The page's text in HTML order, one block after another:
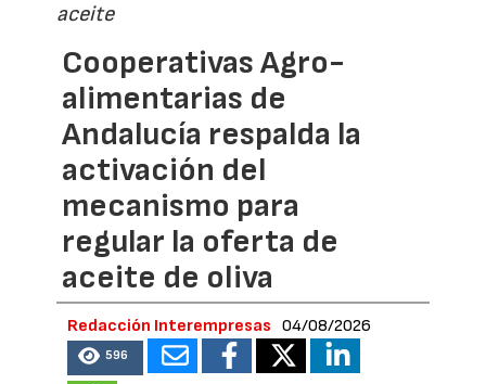
aceite
Cooperativas Agro-
alimentarias de
Andalucía respalda la
activación del
mecanismo para
regular la oferta de
aceite de oliva
Redacción Interempresas 04/08/2026
596